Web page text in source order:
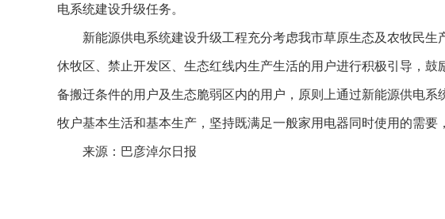
电系统建设升级任务。
新能源供电系统建设升级工程充分考虑我市草原生态及农牧民生
休牧区、禁止开发区、生态红线内生产生活的用户进行积极引导，
备搬迁条件的用户及生态脆弱区内的用户，原则上通过新能源供电
牧户基本生活和基本生产，坚持既满足一般家用电器同时使用的需要
来源：巴彦淖尔日报